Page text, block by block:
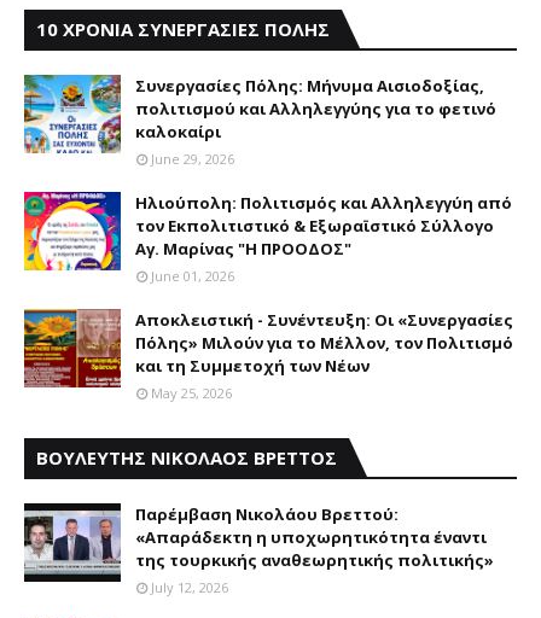
10 ΧΡΟΝΙΑ ΣΥΝΕΡΓΑΣΙΕΣ ΠΟΛΗΣ
Συνεργασίες Πόλης: Mήνυμα Aισιοδοξίας,
πολιτισμού και Aλληλεγγύης για το φετινό
καλοκαίρι
June 29, 2026
Ηλιούπολη: Πολιτισμός και Aλληλεγγύη από
τον Εκπολιτιστικό & Εξωραϊστικό Σύλλογο
Αγ. Μαρίνας "Η ΠΡΟΟΔΟΣ"
June 01, 2026
Αποκλειστική - Συνέντευξη: Οι «Συνεργασίες
Πόλης» Μιλούν για το Μέλλον, τον Πολιτισμό
και τη Συμμετοχή των Νέων
May 25, 2026
ΒΟΥΛΕΥΤΗΣ ΝΙΚΟΛΑΟΣ ΒΡΕΤΤΟΣ
Παρέμβαση Nικολάου Bρεττού:
«Aπαράδεκτη η υποχωρητικότητα έναντι
της τουρκικής αναθεωρητικής πολιτικής»
July 12, 2026